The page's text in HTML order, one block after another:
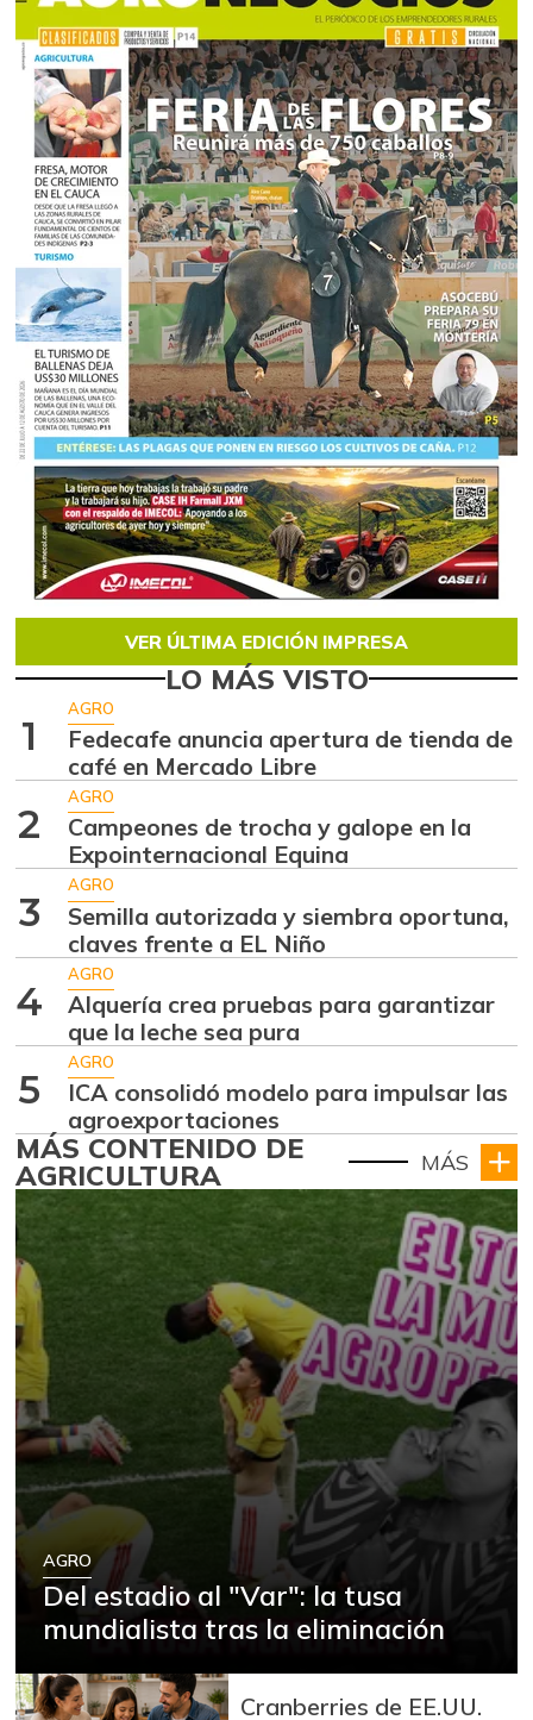
VER ÚLTIMA EDICIÓN IMPRESA
LO MÁS VISTO
1
AGRO
Fedecafe anuncia apertura de tienda de
café en Mercado Libre
2
AGRO
Campeones de trocha y galope en la
Expointernacional Equina
3
AGRO
Semilla autorizada y siembra oportuna,
claves frente a EL Niño
4
AGRO
Alquería crea pruebas para garantizar
que la leche sea pura
5
AGRO
ICA consolidó modelo para impulsar las
agroexportaciones
MÁS CONTENIDO DE
AGRICULTURA MÁS
AGRO
Del estadio al "Var": la tusa
mundialista tras la eliminación
Cranberries de EE.UU.